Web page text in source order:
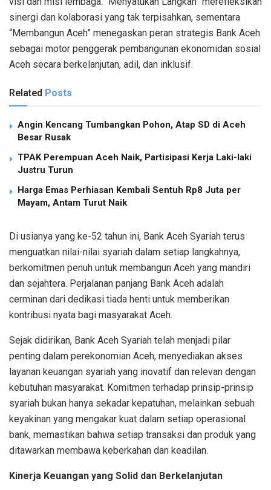
sinergi dan kolaborasi yang tak terpisahkan, sementara
“Membangun Aceh” menegaskan peran strategis Bank Aceh
sebagai motor penggerak pembangunan ekonomidan sosial
Aceh secara berkelanjutan, adil, dan inklusif.
Related Posts
Angin Kencang Tumbangkan Pohon, Atap SD di Aceh
Besar Rusak
TPAK Perempuan Aceh Naik, Partisipasi Kerja Laki-laki
Justru Turun
Harga Emas Perhiasan Kembali Sentuh Rp8 Juta per
Mayam, Antam Turut Naik
Di usianya yang ke-52 tahun ini, Bank Aceh Syariah terus
menguatkan nilai-nilai syariah dalam setiap langkahnya,
berkomitmen penuh untuk membangun Aceh yang mandiri
dan sejahtera. Perjalanan panjang Bank Aceh adalah
cerminan dari dedikasi tiada henti untuk memberikan
kontribusi nyata bagi masyarakat Aceh.
Sejak didirikan, Bank Aceh Syariah telah menjadi pilar
penting dalam perekonomian Aceh, menyediakan akses
layanan keuangan syariah yang inovatif dan relevan dengan
kebutuhan masyarakat. Komitmen terhadap prinsip-prinsip
syariah bukan hanya sekadar kepatuhan, melainkan sebuah
keyakinan yang mengakar kuat dalam setiap operasional
bank, memastikan bahwa setiap transaksi dan produk yang
ditawarkan membawa keberkahan dan keadilan.
Kinerja Keuangan yang Solid dan Berkelanjutan